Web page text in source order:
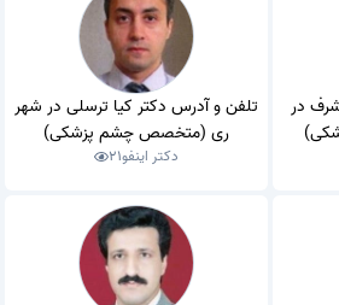
در
تلفن و آدرس دکتر کیا ترسلی در شهر
ری (متخصص چشم پزشکی)
دکتر اینفو21